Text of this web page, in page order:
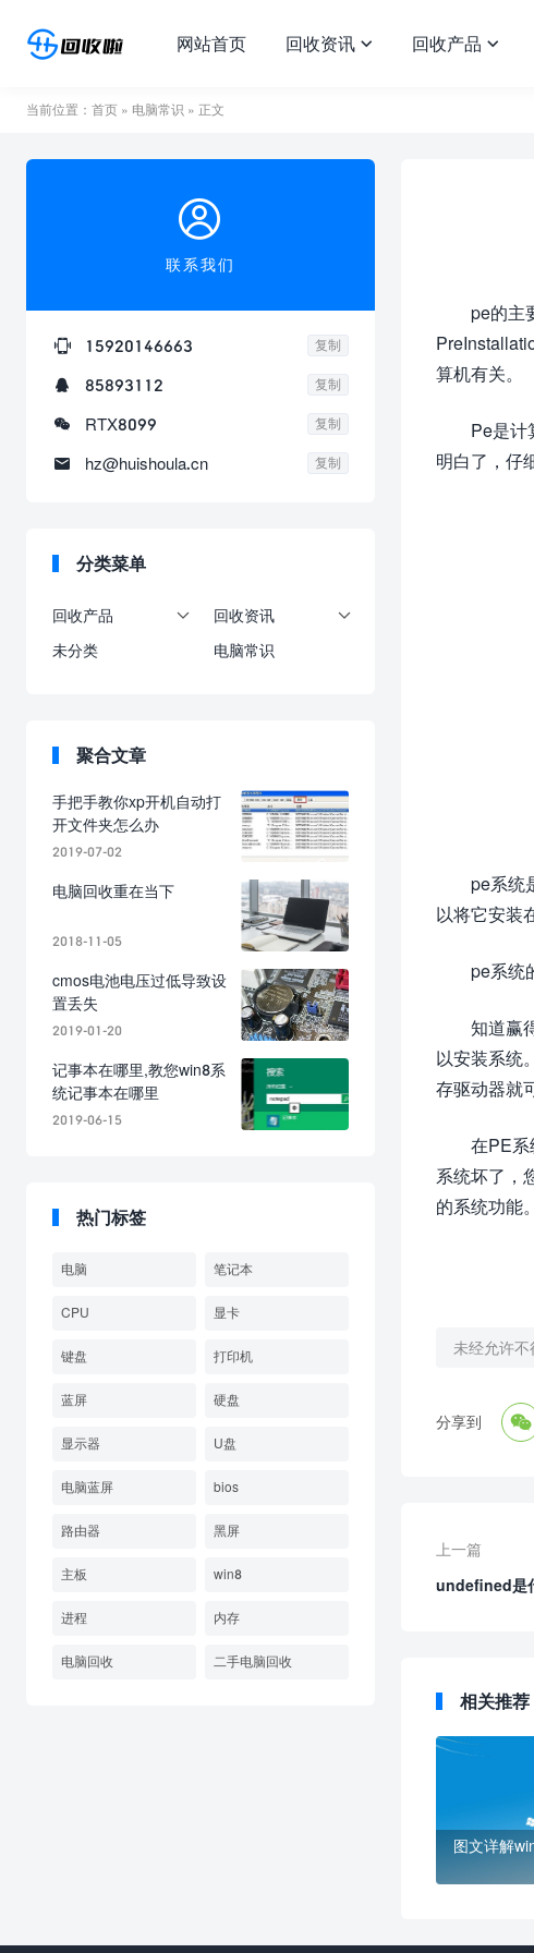
网站首页 回收资讯  回收产品 
当前位置： 首页 » 电脑常识 » 正文
pe的主
算机有关。
Pe是计
明白了，仔
pe系统
以将它安装
pe系统
知道赢
以安装系统
存驱动器就
在PE系
系统坏了，
的系统功能。
未经允许不
分享到 
上一篇
undefined是
相关推荐
图文详解

联系我们
 15920146663 复制
 85893112 复制
 RTX8099 复制
 hz@huishoula.cn 复制
分类菜单
回收产品  回收资讯 
未分类 电脑常识
聚合文章
手把手教你xp开机自动打
开文件夹怎么办
2019-07-02
电脑回收重在当下
2018-11-05
cmos电池电压过低导致设
置丢失
2019-01-20
记事本在哪里,教您win8系
统记事本在哪里
2019-06-15
热门标签
电脑 笔记本
CPU 显卡
键盘 打印机
蓝屏 硬盘
显示器 U盘
电脑蓝屏 bios
路由器 黑屏
主板 win8
进程 内存
电脑回收 二手电脑回收